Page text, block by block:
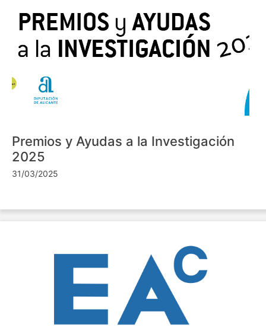
Premios y Ayudas a la Investigación
2025
31/03/2025